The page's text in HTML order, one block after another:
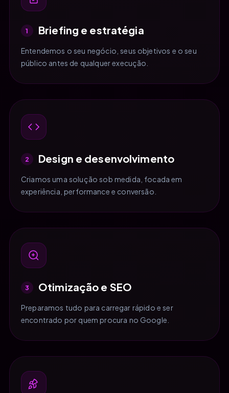
1 Briefing e estratégia
Entendemos o seu negócio, seus objetivos e o seu
público antes de qualquer execução.
2 Design e desenvolvimento
Criamos uma solução sob medida, focada em
experiência, performance e conversão.
3 Otimização e SEO
Preparamos tudo para carregar rápido e ser
encontrado por quem procura no Google.